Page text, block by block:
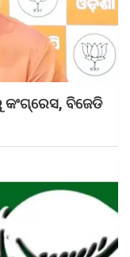
କଂଗ୍ରେସ, ବିଜେଡି